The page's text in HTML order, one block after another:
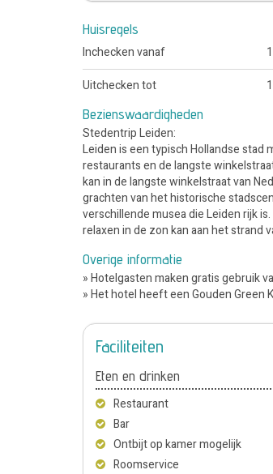
Huisregels
Inchecken vanaf
Uitchecken tot
Bezienswaardigheden
Stedentrip Leiden:
Leiden is een typisch Hollandse
restaurants en de langste
kan in de langste winkelstraat van
grachten van het historische
verschillende musea die Leiden rijk
relaxen in de zon kan aan het strand
Overige informatie
» Hotelgasten maken gratis gebruik
» Het hotel heeft een Gouden
Faciliteiten
Eten en drinken
Restaurant
Bar
Ontbijt op kamer mogelijk
Roomservice